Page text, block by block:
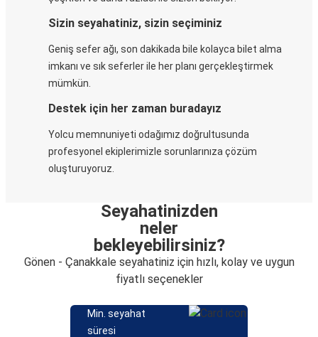
Sizin seyahatiniz, sizin seçiminiz
Geniş sefer ağı, son dakikada bile kolayca bilet alma
imkanı ve sık seferler ile her planı gerçekleştirmek
mümkün.
Destek için her zaman buradayız
Yolcu memnuniyeti odağımız doğrultusunda
profesyonel ekiplerimizle sorunlarınıza çözüm
oluşturuyoruz.
Seyahatinizden
neler
bekleyebilirsiniz?
Gönen - Çanakkale seyahatiniz için hızlı, kolay ve uygun
fiyatlı seçenekler
Min. seyahat
süresi